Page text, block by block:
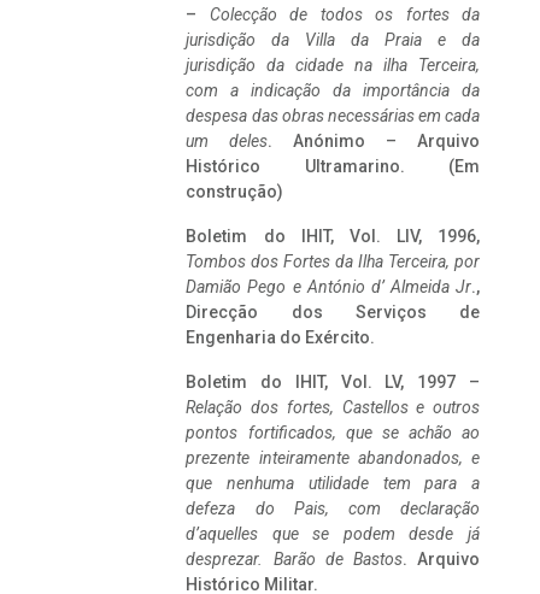
– Colecção de todos os fortes da
jurisdição da Villa da Praia e da
jurisdição da cidade na ilha Terceira,
com a indicação da importância da
despesa das obras necessárias em cada
um deles. Anónimo – Arquivo
Histórico Ultramarino. (Em
construção)
Boletim do IHIT, Vol. LIV, 1996,
Tombos dos Fortes da Ilha Terceira, por
Damião Pego e António d’ Almeida Jr.,
Direcção dos Serviços de
Engenharia do Exército.
Boletim do IHIT, Vol. LV, 1997 –
Relação dos fortes, Castellos e outros
pontos fortificados, que se achão ao
prezente inteiramente abandonados, e
que nenhuma utilidade tem para a
defeza do Pais, com declaração
d’aquelles que se podem desde já
desprezar. Barão de Bastos. Arquivo
Histórico Militar.